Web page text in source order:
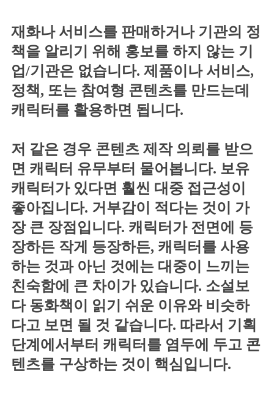
재화나 서비스를 판매하거나 기관의 정
책을 알리기 위해 홍보를 하지 않는 기
업/기관은 없습니다. 제품이나 서비스,
정책, 또는 참여형 콘텐츠를 만드는데
캐릭터를 활용하면 됩니다.
저 같은 경우 콘텐츠 제작 의뢰를 받으
면 캐릭터 유무부터 물어봅니다. 보유
캐릭터가 있다면 훨씬 대중 접근성이
좋아집니다. 거부감이 적다는 것이 가
장 큰 장점입니다. 캐릭터가 전면에 등
장하든 작게 등장하든, 캐릭터를 사용
하는 것과 아닌 것에는 대중이 느끼는
친숙함에 큰 차이가 있습니다. 소설보
다 동화책이 읽기 쉬운 이유와 비슷하
다고 보면 될 것 같습니다. 따라서 기획
단계에서부터 캐릭터를 염두에 두고 콘
텐츠를 구상하는 것이 핵심입니다.